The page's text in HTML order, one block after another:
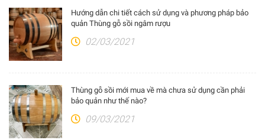
Hướng dẫn chi tiết cách sử dụng và phương pháp bảo
quản Thùng gỗ sồi ngâm rượu
02/03/2021
Thùng gỗ sồi mới mua về mà chưa sử dụng cần phải
bảo quản như thế nào?
09/03/2021